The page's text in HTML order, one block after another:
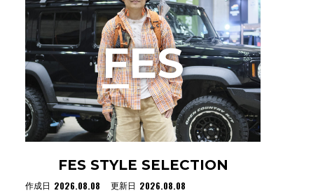
FES STYLE SELECTION
作成日 2026.08.08 更新日 2026.08.08
FES